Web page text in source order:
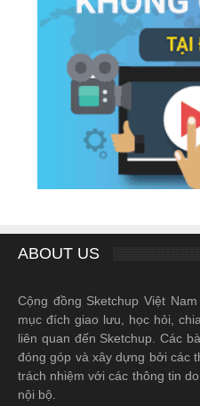
ABOUT US
Cộng đồng Sketchup Việt
mục đích giao lưu, học hỏi,
liên quan đến Sketchup. Các
đóng góp và xây dựng bởi các
trách nhiệm với các thông tin
nội bộ.